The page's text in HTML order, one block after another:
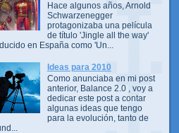
Hace algunos años, Arnold
Schwarzenegger
protagonizaba una película
de título 'Jingle all the way'
en España como 'Un...
Ideas para 2010
Como anunciaba en mi post
anterior, Balance 2.0 , voy a
dedicar este post a contar
algunas ideas que tengo
para la evolución, tanto de